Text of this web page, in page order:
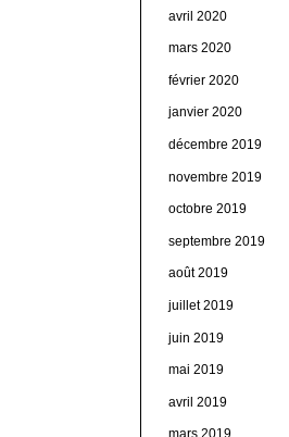
avril 2020
mars 2020
février 2020
janvier 2020
décembre 2019
novembre 2019
octobre 2019
septembre 2019
août 2019
juillet 2019
juin 2019
mai 2019
avril 2019